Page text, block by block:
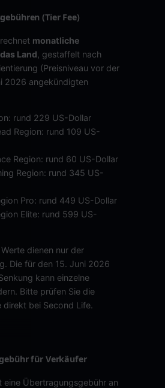
(Tier Fee)
monatliche
Land, gestaffelt nach
(Preisniveau vor der
2026 angekündigten
rund 229 US-Dollar
Region: rund 109 US-
Region: rund 60 US-Dollar
Region: rund 345 US-
Pro: rund 449 US-Dollar
Elite: rund 599 US-
dienen nur der
Die für den 15. Juni 2026
kann einzelne
Bitte prüfen Sie die
direkt bei Second Life.
für Verkäufer
eine Übertragungsgebühr an